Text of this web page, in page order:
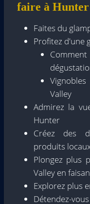
faire à
Faites du
Profitez d'une
Valley
Admirez la
Hunter
Créez des
produits
Plongez plus
Valley en
Explorez plus
Détendez-